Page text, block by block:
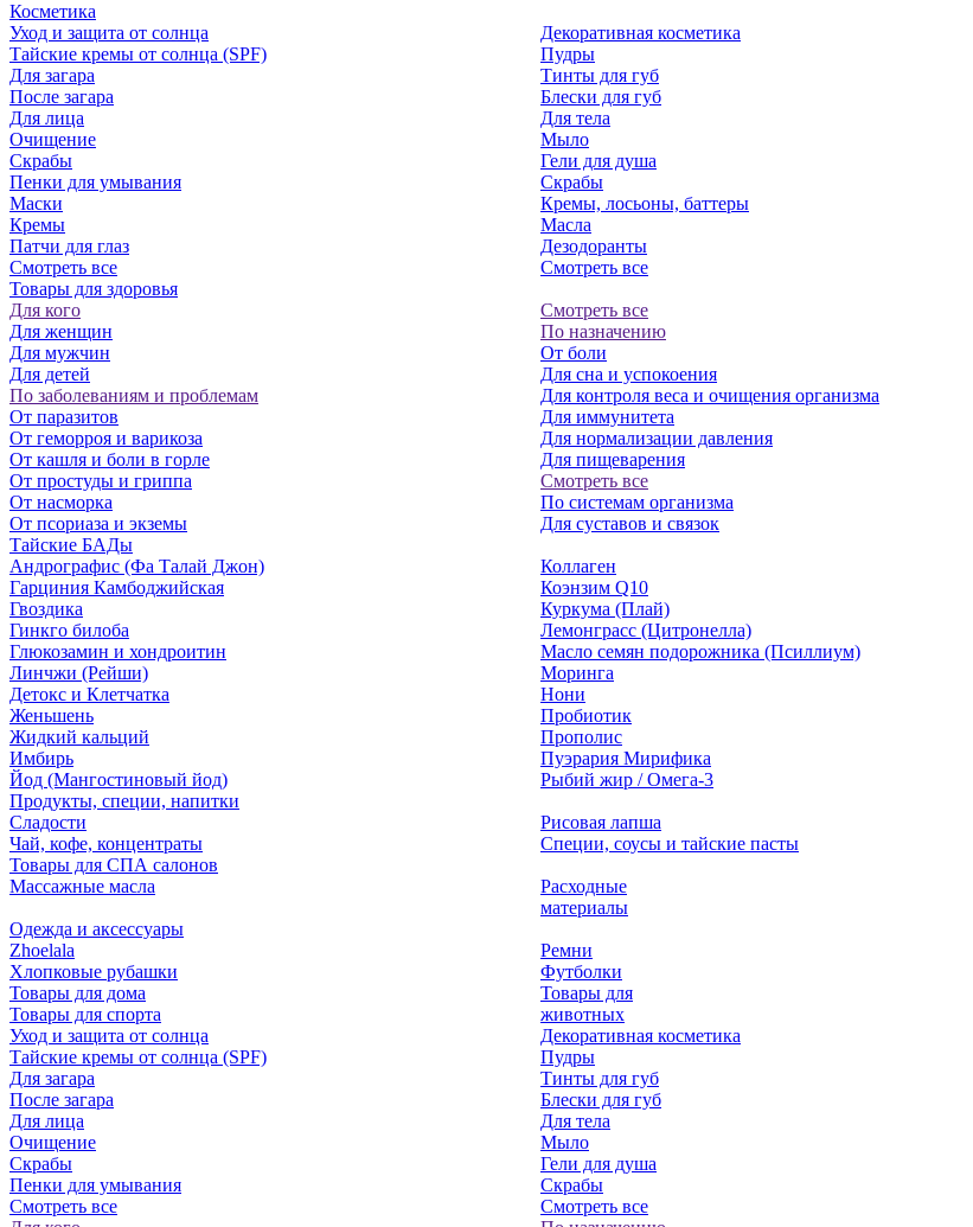
Косметика
Уход и защита от солнца
Тайские кремы от солнца (SPF)
Для загара
После загара
Для лица
Очищение
Скрабы
Пенки для умывания
Маски
Кремы
Патчи для глаз
Смотреть все
Декоративная косметика
Пудры
Тинты для губ
Блески для губ
Для тела
Мыло
Гели для душа
Скрабы
Кремы, лосьоны, баттеры
Масла
Дезодоранты
Смотреть все
Товары для здоровья
Для кого
Для женщин
Для мужчин
Для детей
По заболеваниям и проблемам
От паразитов
Oт геморроя и варикоза
От кашля и боли в горле
От простуды и гриппа
От насморка
Oт псориаза и экземы
Смотреть все
По назначению
От боли
Для сна и успокоения
Для контроля веса и очищения организма
Для иммунитета
Для нормализации давления
Для пищеварения
Смотреть все
По системам организма
Для суставов и связок
Тайские БАДы
Андрографис (Фа Талай Джон)
Гарциния Камбоджийская
Гвоздика
Гинкго билоба
Глюкозамин и хондроитин
Линчжи (Рейши)
Детокс и Клетчатка
Женьшень
Жидкий кальций
Имбирь
Йод (Мангостиновый йод)
Коллаген
Коэнзим Q10
Куркума (Плай)
Лемонграсс (Цитронелла)
Масло семян подорожника (Псиллиум)
Моринга
Нони
Пробиотик
Прополис
Пуэрария Мирифика
Рыбий жир / Омега-3
Продукты, специи, напитки
Сладости
Чай, кофе, концентраты
Рисовая лапша
Специи, соусы и тайские пасты
Товары для СПА салонов
Массажные масла
Расходные
материалы
Одежда и аксессуары
Zhoelala
Хлопковые рубашки
Ремни
Футболки
Товары для дома
Товары для спорта
Товары для
животных
Уход и защита от солнца
Тайские кремы от солнца (SPF)
Для загара
После загара
Для лица
Очищение
Скрабы
Пенки для умывания
Смотреть все
Декоративная косметика
Пудры
Тинты для губ
Блески для губ
Для тела
Мыло
Гели для душа
Скрабы
Смотреть все